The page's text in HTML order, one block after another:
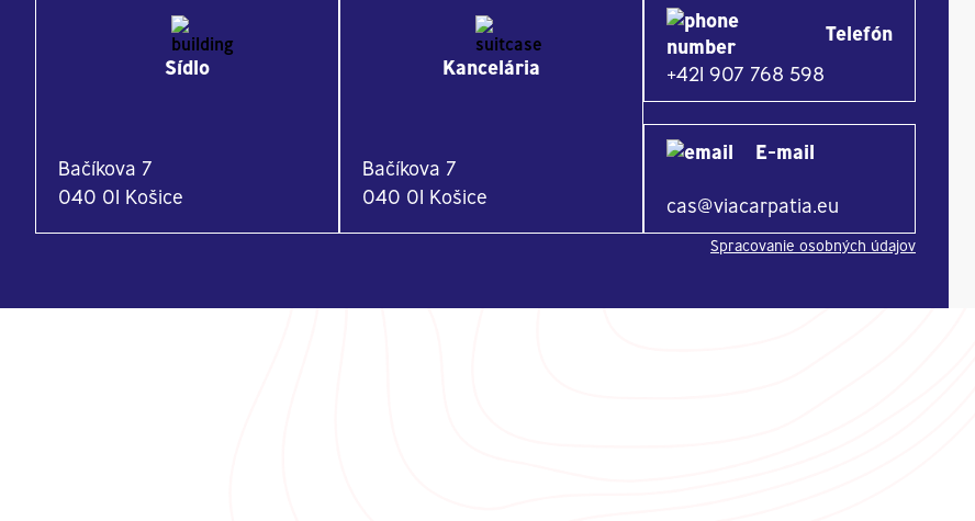
Sídlo
Bačíkova 7
040 01 Košice
Kancelária
Bačíkova 7
040 01 Košice
Telefón
+421 907 768 598
E-mail
cas@viacarpatia.eu
Spracovanie osobných údajov